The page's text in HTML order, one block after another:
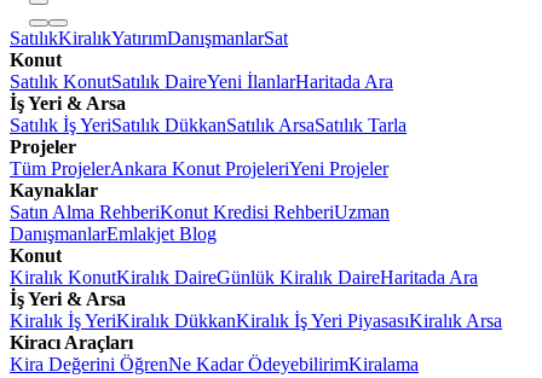
SatılıkKiralıkYatırımDanışmanlarSat
Konut
Satılık KonutSatılık DaireYeni İlanlarHaritada Ara
İş Yeri & Arsa
Satılık İş YeriSatılık DükkanSatılık ArsaSatılık Tarla
Projeler
Tüm ProjelerAnkara Konut ProjeleriYeni Projeler
Kaynaklar
Satın Alma RehberiKonut Kredisi RehberiUzman
DanışmanlarEmlakjet Blog
Konut
Kiralık KonutKiralık DaireGünlük Kiralık DaireHaritada Ara
İş Yeri & Arsa
Kiralık İş YeriKiralık DükkanKiralık İş Yeri PiyasasıKiralık Arsa
Kiracı Araçları
Kira Değerini ÖğrenNe Kadar ÖdeyebilirimKiralama